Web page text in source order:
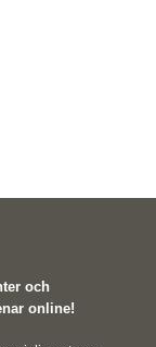
och
online!